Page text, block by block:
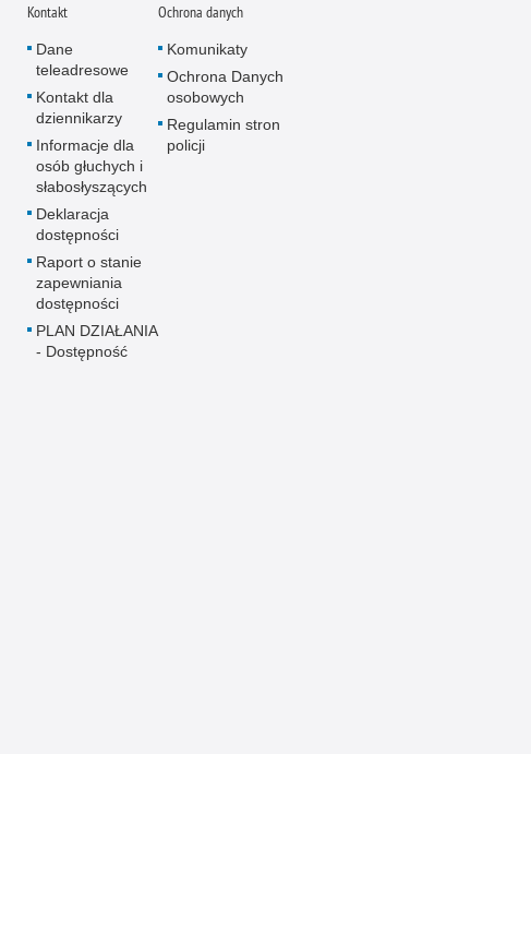
Kontakt
Dane
teleadresowe
Kontakt dla
dziennikarzy
Informacje dla
osób głuchych i
słabosłyszących
Deklaracja
dostępności
Raport o stanie
zapewniania
dostępności
PLAN DZIAŁANIA
- Dostępność
Ochrona danych
Komunikaty
Ochrona Danych
osobowych
Regulamin stron
policji